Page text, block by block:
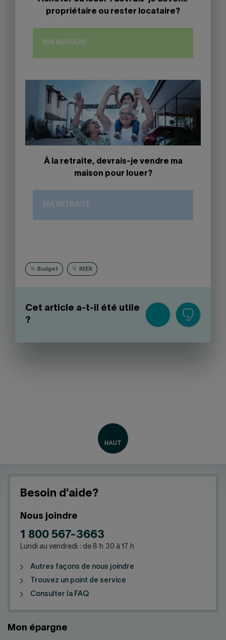
propriétaire ou rester locataire?
MA MAISON
À la retraite, devrais-je vendre ma
maison pour louer?
MA RETRAITE
Budget REER
Cet article a-t-il été utile
?
Besoin d'aide?
Nous joindre
1 800 567-3663
Lundi au vendredi : de 8 h 30 à 17 h
Autres façons de nous joindre
Trouvez un point de service
Consulter la FAQ
Mon épargne